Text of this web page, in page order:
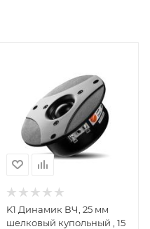
K1 Динамик ВЧ, 25 мм
шелковый купольный , 15